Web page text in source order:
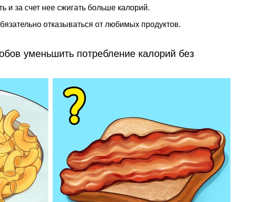
и за счет нее сжигать больше калорий.
отказываться от любимых продуктов.
уменьшить потребление калорий без